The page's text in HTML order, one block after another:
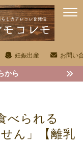
妊娠出産 お問い
から
べられる
ん」【離乳